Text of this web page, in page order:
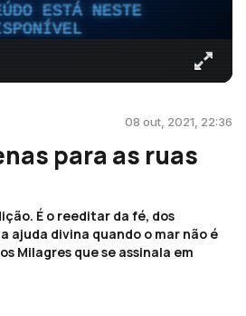
ESTÁ NESTE
08 out, 2021, 22:36
para as ruas
É o reeditar da fé, dos
ajuda divina quando o mar não é
Milagres que se assinala em